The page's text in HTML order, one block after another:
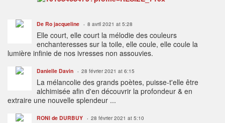
De Ro jacqueline 8 avril 2021 at 5:28
Elle court, elle court la mélodie des couleurs
enchanteresses sur la toile, elle coule, elle coule la
lumière infinie de nos ivresses non assouvies.
Danielle Davin 28 février 2021 at 6:15
La mélancolie des grands poètes, puisse-t'elle être
alchimisée afin d'en découvrir la profondeur & en
extraire une nouvelle splendeur ...
RONI de DURBUY 28 février 2021 at 5:10